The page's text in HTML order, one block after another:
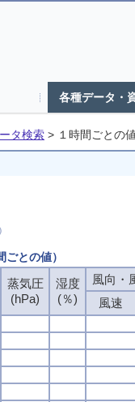
各種データ・
タ検索 > １時間ごとの
との値）
蒸気圧
(hPa)
湿度
(％)
風向・
風速
蒸気圧
(hPa)
湿度
(％)
風向・
風速
蒸気圧
(hPa)
湿度
(％)
風向・
風速
蒸気圧
(hPa)
湿度
(％)
風向・
風速